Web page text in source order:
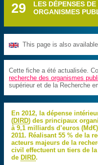
29
LES DÉPENSES
ORGANISMES
This page is also
Cette fiche a été actualisée.
recherche des organismes
supérieur et de la Recherche
En 2012, la dépense
(DIRD) des principaux
à 9,1 milliards d’euros
2011. Réalisant 55 % de la
acteurs majeurs de la
civil effectuent un tiers de
de DIRD.